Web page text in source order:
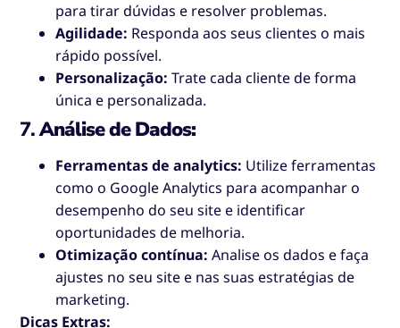
para tirar dúvidas e resolver problemas.
Agilidade: Responda aos seus clientes o mais
rápido possível.
Personalização: Trate cada cliente de forma
única e personalizada.
7.Análise de Dados:
Ferramentas de analytics: Utilize ferramentas
como o Google Analytics para acompanhar o
desempenho do seu site e identificar
oportunidades de melhoria.
Otimização contínua: Analise os dados e faça
ajustes no seu site e nas suas estratégias de
marketing.
Dicas Extras: